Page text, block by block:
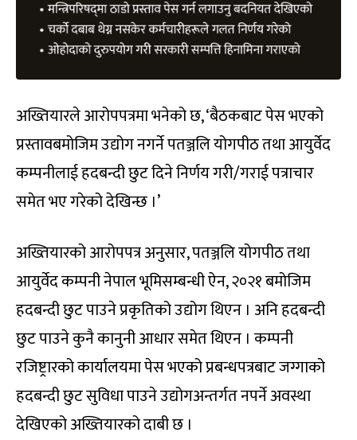
अख्तियारले आरोपपत्रमा भनेको छ, ‘बैठकबाट पेस भएको
प्रस्तावबमोजिम उद्योग नगर्ने पतञ्जलि योगपीठ तथा आयुर्वेद
कम्पनीलाई हदबन्दी छुट दिने निर्णय गरी/गराई पत्राचार
समेत भए गरेको देखिन्छ ।’
अख्तियारको आरोपपत्र अनुसार, पतञ्जलि योगपीठ तथा
आयुर्वेद कम्पनी नेपाल भूमिसम्बन्धी ऐन, २०२१ बमोजिम
हदबन्दी छुट पाउने प्रकृतिको उद्योग थिएन । अनि हदबन्दी
छुट पाउने कुनै कानुनी आधार समेत थिएन । कम्पनी
रजिष्ट्रारको कार्यालयमा पेस भएको प्रबन्धपत्रबाट जग्गाको
हदबन्दी छुट सुविधा पाउने उद्योगअन्तर्गत नपर्ने अवस्था
देखिएको अख्तियारको दाबी छ ।